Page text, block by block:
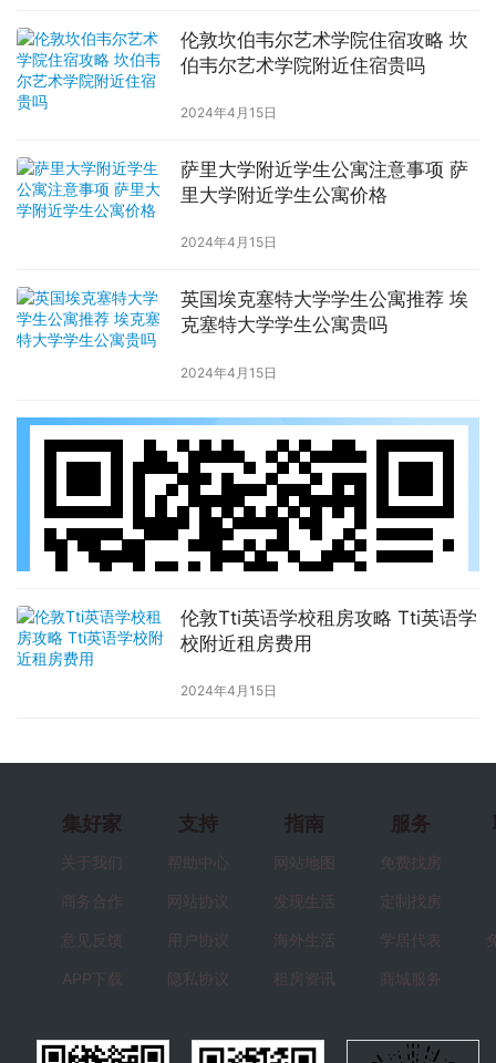
伦敦坎伯韦尔艺术学院住宿攻略 坎
伯韦尔艺术学院附近住宿贵吗
2024年4月15日
萨里大学附近学生公寓注意事项 萨
里大学附近学生公寓价格
2024年4月15日
英国埃克塞特大学学生公寓推荐 埃
克塞特大学学生公寓贵吗
2024年4月15日
伦敦Tti英语学校租房攻略 Tti英语学
校附近租房费用
2024年4月15日
集好家
关于我们
商务合作
意见反馈
APP下载
支持
帮助中心
网站协议
用户协议
隐私协议
指南
网站地图
发现生活
海外生活
租房资讯
服务
免费找房
定制找房
学居代表
商城服务